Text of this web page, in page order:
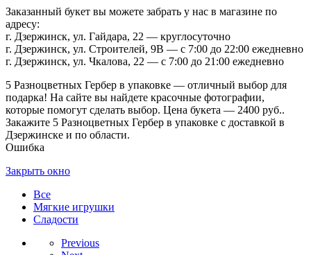
Заказанный букет вы можете забрать у нас в магазине по
адресу:
г. Дзержинск, ул. Гайдара, 22 — круглосуточно
г. Дзержинск, ул. Строителей, 9В — с 7:00 до 22:00 ежедневно
г. Дзержинск, ул. Чкалова, 22 — с 7:00 до 21:00 ежедневно
5 Разноцветных Гербер в упаковке — отличный выбор для
подарка! На сайте вы найдете красочные фотографии,
которые помогут сделать выбор. Цена букета — 2400 руб..
Закажите 5 Разноцветных Гербер в упаковке с доставкой в
Дзержинске и по области.
Ошибка
Закрыть окно
Все
Мягкие игрушки
Сладости
Previous